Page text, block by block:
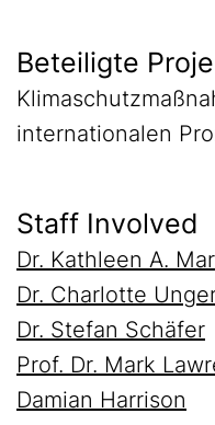
Beteiligte
internationalen
Staff Involved
Dr. Kathleen A. Mar
Dr. Charlotte
Dr. Stefan Schäfer
Prof. Dr. Mark
Damian Harrison